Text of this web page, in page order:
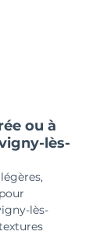
ou à
lès-
lès-